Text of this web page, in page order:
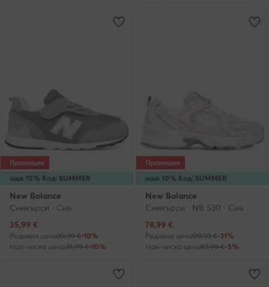
още 15% Код: SUMMER
Промоция
New Balance
Сникърси · Сив
Актуална цена
35,99 €
Редовна цена39,99 €-10%
Най-ниска цена39,99 €-10%
още 10% Код: SUMMER
Промоция
New Balance
Сникърси · NB 530 · Сив
Актуална цена
78,99 €
Редовна цена99,99 €-21%
Най-ниска цена83,99 €-5%